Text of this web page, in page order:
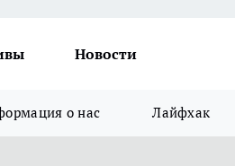
Новости
о нас Лайфхак